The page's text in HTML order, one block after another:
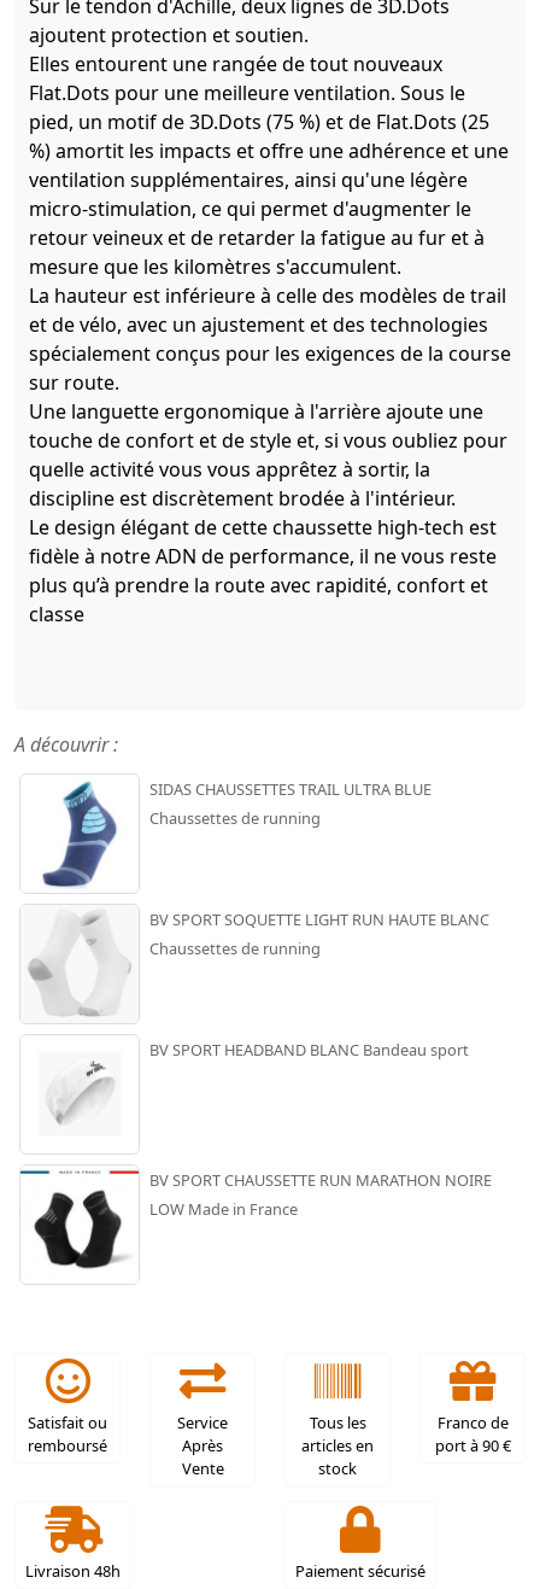
Sur le tendon d'Achille, deux lignes de 3D.Dots
ajoutent protection et soutien.
Elles entourent une rangée de tout nouveaux
Flat.Dots pour une meilleure ventilation. Sous le
pied, un motif de 3D.Dots (75 %) et de Flat.Dots (25
%) amortit les impacts et offre une adhérence et une
ventilation supplémentaires, ainsi qu'une légère
micro-stimulation, ce qui permet d'augmenter le
retour veineux et de retarder la fatigue au fur et à
mesure que les kilomètres s'accumulent.
La hauteur est inférieure à celle des modèles de trail
et de vélo, avec un ajustement et des technologies
spécialement conçus pour les exigences de la course
sur route.
Une languette ergonomique à l'arrière ajoute une
touche de confort et de style et, si vous oubliez pour
quelle activité vous vous apprêtez à sortir, la
discipline est discrètement brodée à l'intérieur.
Le design élégant de cette chaussette high-tech est
fidèle à notre ADN de performance, il ne vous reste
plus qu’à prendre la route avec rapidité, confort et
classe
A découvrir :
SIDAS CHAUSSETTES TRAIL ULTRA BLUE
Chaussettes de running
BV SPORT SOQUETTE LIGHT RUN HAUTE BLANC
Chaussettes de running
BV SPORT HEADBAND BLANC Bandeau sport
BV SPORT CHAUSSETTE RUN MARATHON NOIRE
LOW Made in France
Satisfait ou
remboursé
Service
Après
Vente
Tous les
articles en
stock
Franco de
port à 90 €
Livraison 48h Paiement sécurisé